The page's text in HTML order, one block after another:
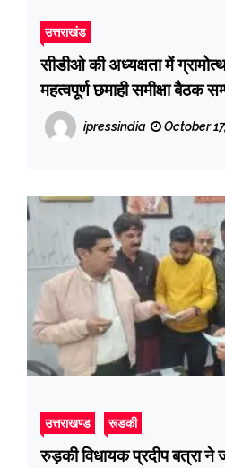
उत्तराखंड
सीडीओ की अध्यक्षता में
महत्वपूर्ण छमाही समीक्षा बैठक
ipressindia October
उत्तराखण्ड रूडकी
रुड़की विधायक प्रदीप बत्रा ने